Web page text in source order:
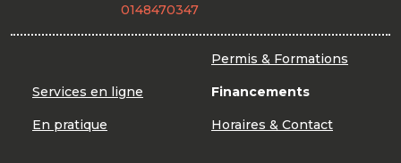
0148470347
Permis & Formations
Services en ligne Financements
En pratique Horaires & Contact